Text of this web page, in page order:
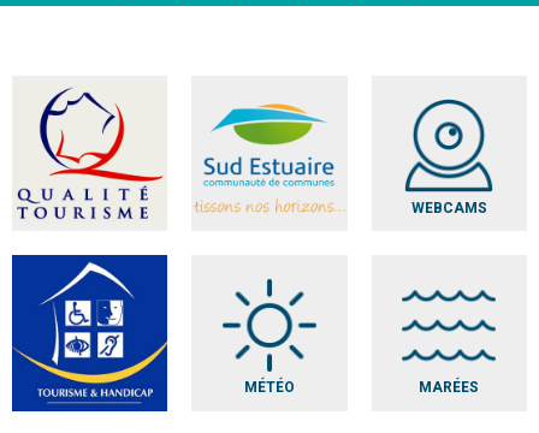
WEBCAMS
MÉTÉO MARÉES